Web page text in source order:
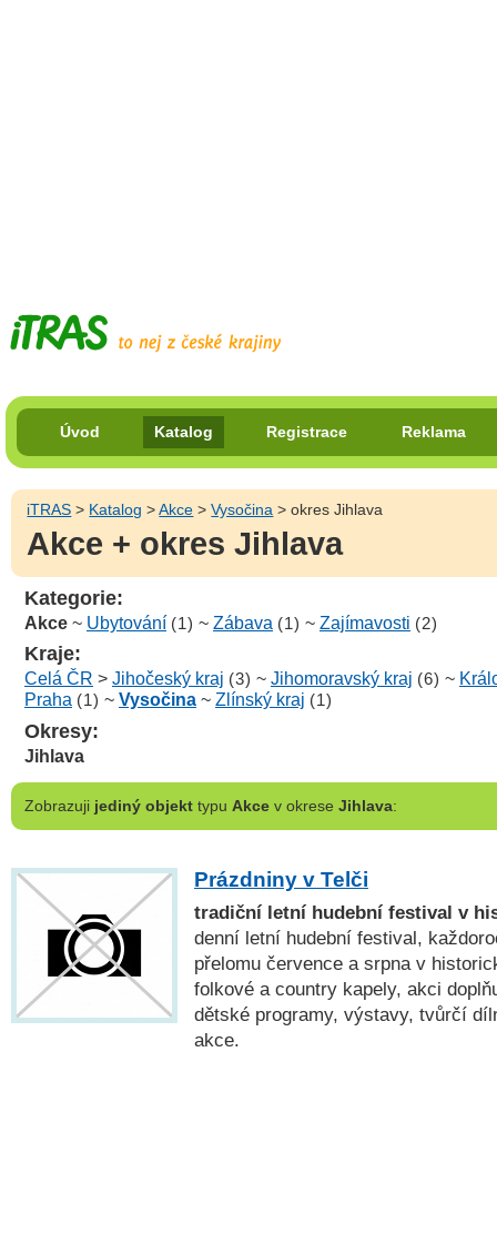
Úvod Katalog Registrace Reklama
iTRAS > Katalog >Akce >Vysočina > okres Jihlava
Akce + okres Jihlava
Kategorie:
Akce ~ Ubytování (1) ~ Zábava (1) ~ Zajímavosti (2)
Kraje:
Celá ČR > Jihočeský kraj (3) ~ Jihomoravský kraj (6) ~
Praha (1) ~ Vysočina ~ Zlínský kraj (1)
Okresy:
Jihlava
Zobrazuji jediný objekttypu Akcev okrese Jihlava:
Prázdniny v Telči
tradiční letní hudební festival v
denní letní hudební festival,
přelomu července a srpna v
folkové a country kapely, akci
dětské programy, výstavy, tvůrčí
akce.